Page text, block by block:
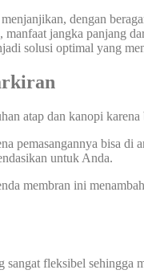
dengan
manfaat jangka panjang
solusi optimal yang
atap dan kanopi
pemasangannya bisa
untuk Anda.
membran ini
fleksibel sehingga